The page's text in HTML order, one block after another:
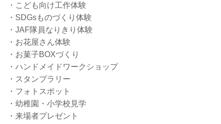
・こども向け工作体験
・SDGsものづくり体験
・JAF隊員なりきり体験
・お花屋さん体験
・お菓子BOXづくり
・ハンドメイドワークショップ
・スタンプラリー
・フォトスポット
・幼稚園・小学校見学
・来場者プレゼント